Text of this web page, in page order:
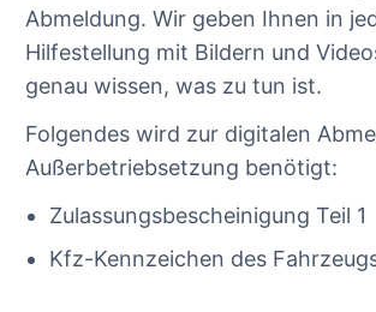
Abmeldung. Wir geben Ihnen in
Hilfestellung mit Bildern und
genau wissen, was zu tun ist.
Folgendes wird zur digitalen
Außerbetriebsetzung benötigt:
Zulassungsbescheinigung Teil 1
Kfz-Kennzeichen des